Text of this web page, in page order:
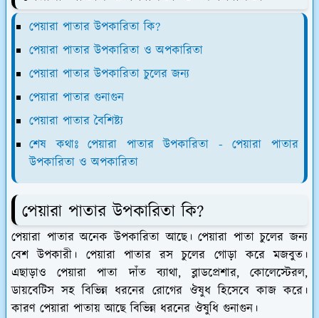
পেয়ারা পাতার উপকারিতা কি?
পেয়ারা পাতার উপকারিতা ও অপকারিতা
পেয়ারা পাতার উপকারিতা চুলের জন্য
পেয়ারা পাতার গুনাগুন
পেয়ারা পাতার বৈশিষ্ট্য
শেষ কথাঃ পেয়ারা পাতার উপকারিতা - পেয়ারা পাতার
উপকারিতা ও অপকারিতা
পেয়ারা পাতার উপকারিতা কি?
পেয়ারা পাতার অনেক উপকারিতা আছে। পেয়ারা পাতা চুলের জন্য
বেশ উপকারী। পেয়ারা পাতার রস চুলের গোড়া করে মজবুত।
এছাড়াও পেয়ারা পাতা দাঁত ব্যাথা, ব্লাডপ্রেশার, কোলেস্টেরল,
ডায়বেটিস সহ বিভিন্ন ধরনের রোগের ঔষুধ হিসেবে কাজ করে।
কারণ পেয়ারা পাতায় আছে বিভিন্ন ধরনের ঔষুধি গুনাগুন।